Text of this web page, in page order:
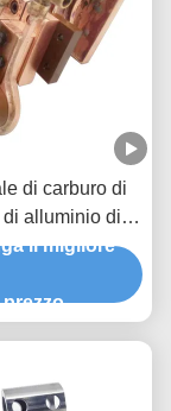
di carburo di
di alluminio di
inossidabile
il migliore
prezzo